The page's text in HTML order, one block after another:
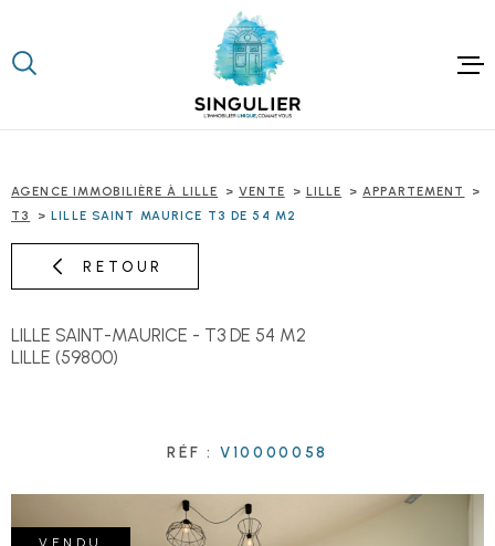
lamenu
contenu
ACHETER
AGENCE IMMOBILIÈRE À LILLE VENTE LILLE
APPARTEMENT
T3
LILLE SAINT MAURICE T3 DE 54 M2
RETOUR
LILLE SAINT-MAURICE - T3 DE 54 M2
LILLE (59800)
RÉF :V10000058